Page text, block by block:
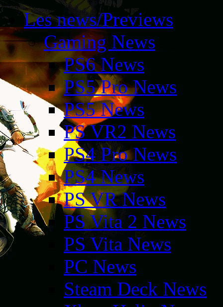
Les news/Previews
Gaming News
PS6 News
PS5 Pro News
PS5 News
PS VR2 News
PS4 Pro News
PS4 News
PS VR News
PS Vita 2 News
PS Vita News
PC News
Steam Deck News